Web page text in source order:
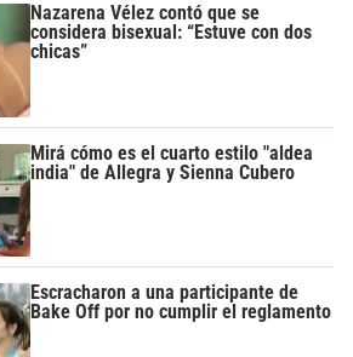
Nazarena Vélez contó que se
considera bisexual: “Estuve con dos
chicas”
Mirá cómo es el cuarto estilo "aldea
india" de Allegra y Sienna Cubero
Escracharon a una participante de
Bake Off por no cumplir el reglamento